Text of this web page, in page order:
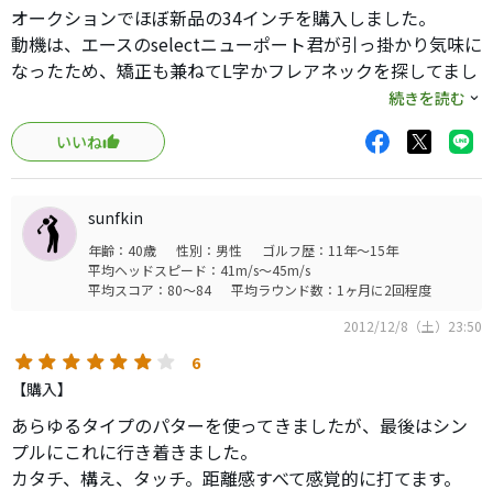
オークションでほぼ新品の34インチを購入しました。
動機は、エースのselectニューポート君が引っ掛かり気味に
なったため、矯正も兼ねてL字かフレアネックを探してまし
#6は、とてもシンプルなヘッドなので、これだ！と思い購
入。
まず、思ってた以上にヘッドが効いてます。selectも34イン
チでHEAVYモデルなので重いですが、シャフトも重めのも
のにリシャフトしてますので、バランスが違います。#6は
結構ヘッド効き気味。
ストロークは、ネックの形状なのか、振り子でもパンチで
も、どちらも対応できそう。アドレスした感じではネック
の位置も全く気にならずとても構え易いです。打感はselect
に似ていますが、軟鉄の影響か少し重めに感じます。select
は柔らかくて爽快、#6は柔らかくて濃厚。と言った感じ。
続きを読む
いいね
sunfkin
年齢：40歳 性別：男性
ゴルフ歴：11年～15年
平均ヘッドスピード：41m/s～45m/s
平均スコア：80～84
平均ラウンド数：1ヶ月に2回程度
2012/12/8（土）23:50
6
【購入】
あらゆるタイプのパターを使ってきましたが、最後はシン
プルにこれに行き着きました。
カタチ、構え、タッチ。距離感すべて感覚的に打てます。